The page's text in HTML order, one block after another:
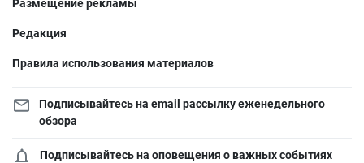
Размещение рекламы
Редакция
Правила использования материалов
Подписывайтесь на email рассылку еженедельного
обзора
Подписывайтесь на оповещения о важных событиях